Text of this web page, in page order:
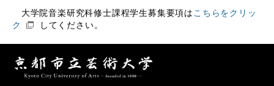
大学院音楽研究科修士課程学生募集要項は こちらをクリッ
ク
してください。